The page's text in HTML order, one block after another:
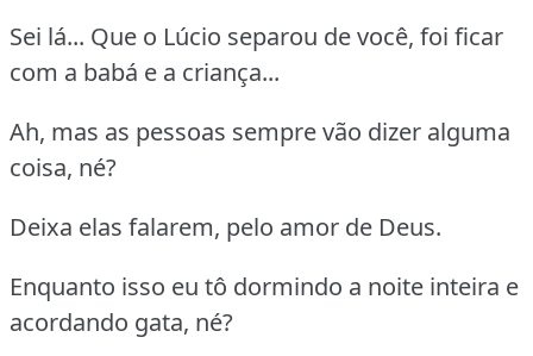
Sei lá... Que o Lúcio separou de você, foi ficar
com a babá e a criança...
Ah, mas as pessoas sempre vão dizer alguma
coisa, né?
Deixa elas falarem, pelo amor de Deus.
Enquanto isso eu tô dormindo a noite inteira e
acordando gata, né?